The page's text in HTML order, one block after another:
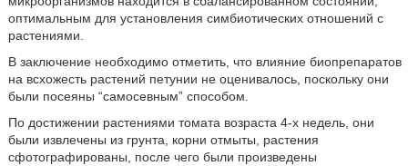
оптимальным для установления симбиотических отношений с
растениями.
В заключение необходимо отметить, что влияние биопрепаратов
на всхожесть растений петунии не оценивалось, поскольку они
были посеяны “самосевным” способом.
По достижении растениями томата возраста 4-х недель, они
были извлечены из грунта, корни отмыты, растения
сфотографированы, после чего были произведены